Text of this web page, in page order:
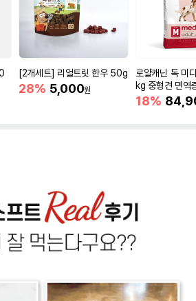
[2개세트] 리얼트릿 한우 50g
28% 5,000원
로얄캐닌 독 미
kg 중형견 면역
18%